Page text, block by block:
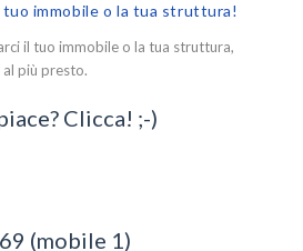
tuo immobile o la tua struttura!
il tuo immobile o la tua struttura,
più presto.
Clicca! ;-)
(mobile 1)